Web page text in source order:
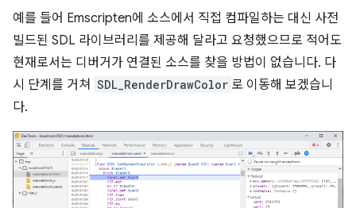
예를 들어 Emscripten에 소스에서 직접 컴파일하는 대신 사전
빌드된 SDL 라이브러리를 제공해 달라고 요청했으므로 적어도
현재로서는 디버거가 연결된 소스를 찾을 방법이 없습니다. 다
시 단계를 거쳐 SDL_RenderDrawColor 로 이동해 보겠습니
다.